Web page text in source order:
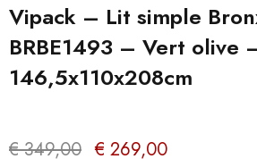
Vipack – Lit simple
BRBE1493 – Vert olive
146,5x110x208cm
€349,00 € 269,00